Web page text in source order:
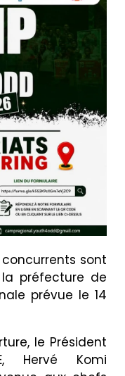
sont
préfecture de
prévue le 14
le Président
Hervé Komi